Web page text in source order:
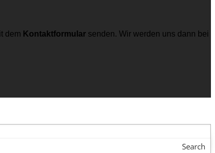
dem Kontaktformular senden. Wir werden uns dann bei
Search